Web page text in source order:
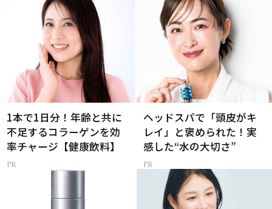
1本で1日分！年齢と共に
不足するコラーゲンを効
率チャージ【健康飲料】
ヘッドスパで「頭皮がキ
レイ」と褒められた！実
感した“水の大切さ”